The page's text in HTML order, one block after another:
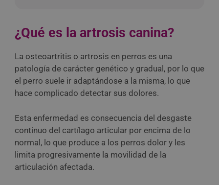
¿Qué es la artrosis canina?
La osteoartritis o artrosis en perros es una
patología de carácter genético y gradual, por lo que
el perro suele ir adaptándose a la misma, lo que
hace complicado detectar sus dolores.
Esta enfermedad es consecuencia del desgaste
continuo del cartílago articular por encima de lo
normal, lo que produce a los perros dolor y les
limita progresivamente la movilidad de la
articulación afectada.